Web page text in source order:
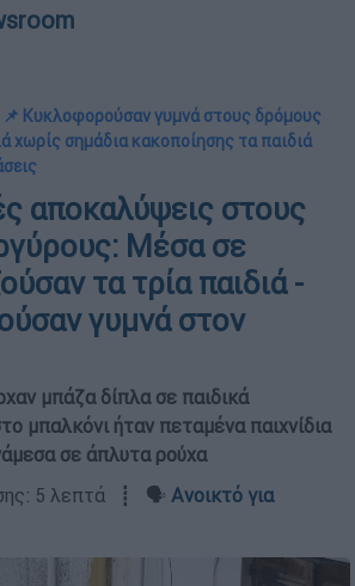
📌 Κυκλοφορούσαν γυμνά στους δρόμους
χωρίς σημάδια κακοποίησης τα παιδιά
αποκαλύψεις στους
Μέσα σε
τα τρία παιδιά -
γυμνά στον
μπάζα δίπλα σε παιδικά
μπαλκόνι ήταν πεταμένα παιχνίδια
σε άπλυτα ρούχα
5 λεπτά ┋ 🗣️ Ανοικτό για